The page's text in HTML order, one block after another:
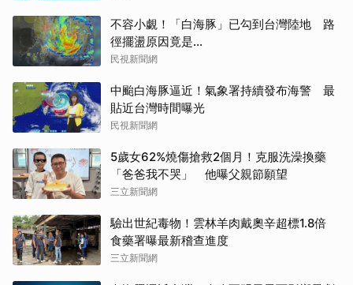
不容小覷！「白海豚」已勾到台灣陸地 路
徑擺盪原因竟是...
民視新聞網
中颱白海豚逼近！氣象署持續發布海警 最
貼近台灣時間曝光
民視新聞網
5歲女62%燒傷搶救2個月！克服洗澡換藥
「爸爸我不哭」 他曝父親節願望
三立新聞網
驗出世紀毒物！雲林羊肉戴奧辛超標1.8倍
食藥署曝最新稽查進度
三立新聞網